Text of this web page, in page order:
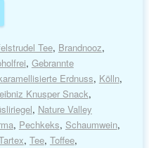
Tee, Brandnooz,
, Gebrannte
Erdnuss, Kölln,
Knusper Snack,
, Nature Valley
, Pechkeks, Schaumwein,
, Tee, Toffee,